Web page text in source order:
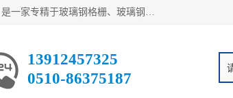
江阴市翔鼎复合材料有限公司,位于美丽富饶的中国经济百强县第一县级市的-江苏省江阴市，是一家专精于玻璃钢格栅、玻璃钢新材料,镀锌钢格板，机械设备生产制造及研发的科技型企业；公司产品已销往了世界多个国家和地区，公司人决心加倍努力愿与广大社会同仁精诚合作共创辉煌！
13912457325
0510-86375187